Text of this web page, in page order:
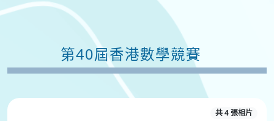
第40屆香港數學競賽
共 4 張相片